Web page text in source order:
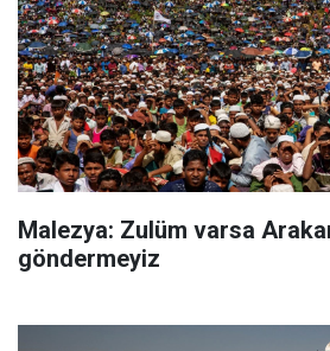
Malezya: Zulüm varsa
göndermeyiz